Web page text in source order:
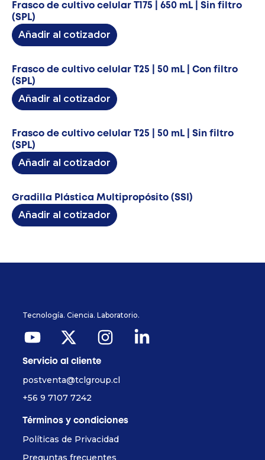
Frasco de cultivo celular T175 | 650 mL | Sin filtro
(SPL)
Añadir al cotizador
Frasco de cultivo celular T25 | 50 mL | Con filtro
(SPL)
Añadir al cotizador
Frasco de cultivo celular T25 | 50 mL | Sin filtro
(SPL)
Añadir al cotizador
Gradilla Plástica Multipropósito (SSI)
Añadir al cotizador
Tecnología. Ciencia. Laboratorio.
Servicio al cliente
postventa@tclgroup.cl
+56 9 7107 7242
Términos y condiciones
Políticas de Privacidad
Preguntas frecuentes